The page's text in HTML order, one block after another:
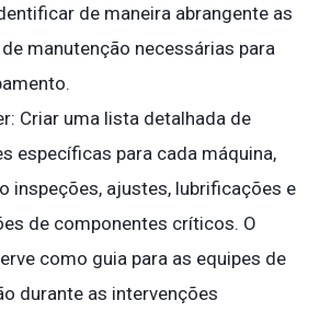
de maneira abrangente as
manutenção necessárias para
Criar uma lista detalhada de
específicas para cada máquina,
inspeções, ajustes, lubrificações e
de componentes críticos. O
como guia para as equipes de
durante as intervenções